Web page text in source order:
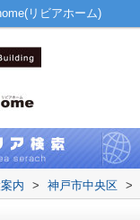
リビアホーム)
内 > 神戸市中央区 >